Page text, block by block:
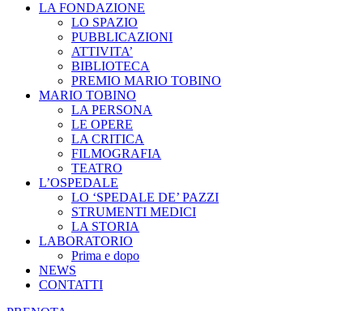
LA FONDAZIONE
LO SPAZIO
PUBBLICAZIONI
ATTIVITA’
BIBLIOTECA
PREMIO MARIO TOBINO
MARIO TOBINO
LA PERSONA
LE OPERE
LA CRITICA
FILMOGRAFIA
TEATRO
L’OSPEDALE
LO ‘SPEDALE DE’ PAZZI
STRUMENTI MEDICI
LA STORIA
LABORATORIO
Prima e dopo
NEWS
CONTATTI